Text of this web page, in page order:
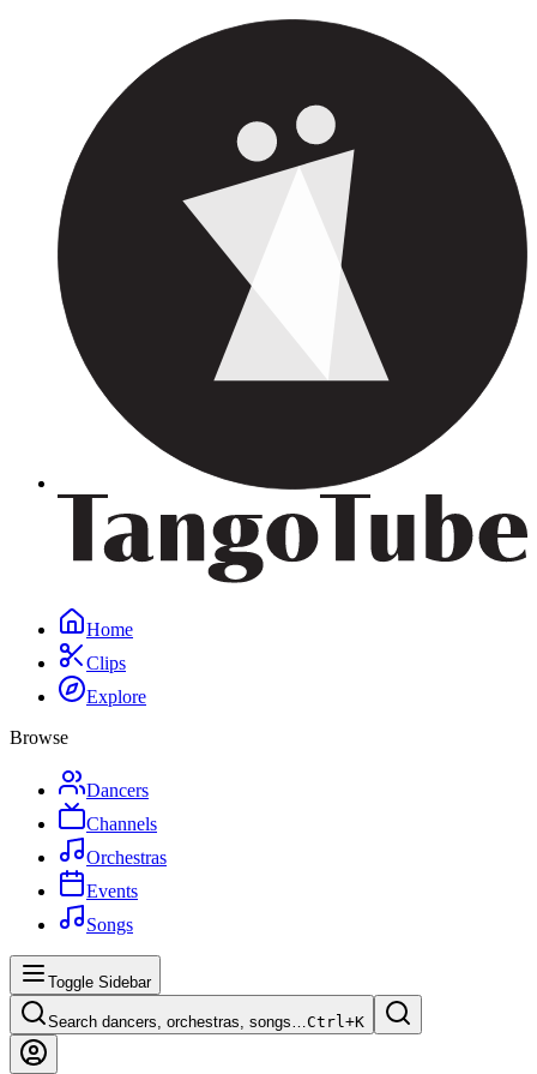
Home
Clips
Explore
Browse
Dancers
Channels
Orchestras
Events
Songs
Toggle Sidebar
Search dancers, orchestras, songs…Ctrl+K